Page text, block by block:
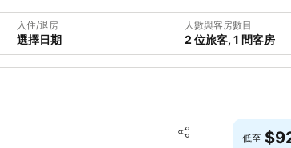
入住/退房
選擇日期
人數與客房數目
2 位旅客, 1 間客房
分享
放到收藏夾
低至